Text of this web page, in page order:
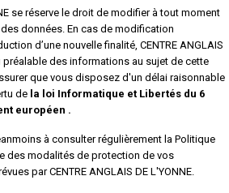
se réserve le droit de modifier à tout moment
données. En cas de modification
d’une nouvelle finalité, CENTRE ANGLAIS
préalable des informations au sujet de cette
que vous disposez d'un délai raisonnable
de la loi Informatique et Libertés du 6
européen .
à consulter régulièrement la Politique
des modalités de protection de vos
par CENTRE ANGLAIS DE L'YONNE.